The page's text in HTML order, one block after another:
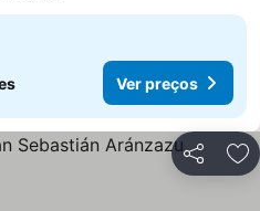
Ver preços
Partilhar